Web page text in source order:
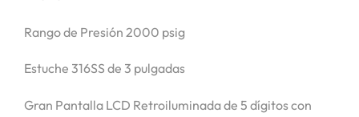
Rango de Presión 2000 psig
Estuche 316SS de 3 pulgadas
Gran Pantalla LCD Retroiluminada de 5 dígitos con